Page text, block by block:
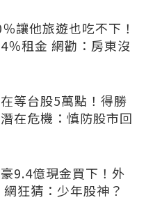
讓他旅遊也吃不下！
％租金 網勸：房東沒
等台股5萬點！得勝
在危機：慎防股市回
9.4億現金買下！外
狂猜：少年股神？